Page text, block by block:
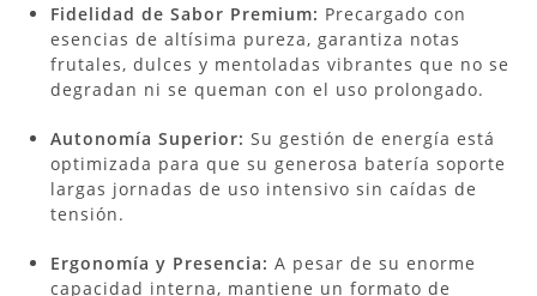
Fidelidad de Sabor Premium: Precargado con
esencias de altísima pureza, garantiza notas
frutales, dulces y mentoladas vibrantes que no se
degradan ni se queman con el uso prolongado.
Autonomía Superior: Su gestión de energía está
optimizada para que su generosa batería soporte
largas jornadas de uso intensivo sin caídas de
tensión.
Ergonomía y Presencia: A pesar de su enorme
capacidad interna, mantiene un formato de